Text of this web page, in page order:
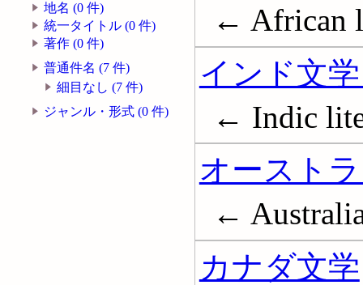
地名 (0 件)
統一タイトル (0 件)
著作 (0 件)
普通件名 (7 件)
細目なし (7 件)
ジャンル・形式 (0 件)
← African
インド文
← Indic
オースト
←
カナダ文学